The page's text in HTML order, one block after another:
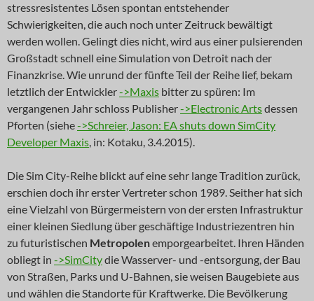
stressresistentes Lösen spontan entstehender
Schwierigkeiten, die auch noch unter Zeitruck bewältigt
werden wollen. Gelingt dies nicht, wird aus einer pulsierenden
Großstadt schnell eine Simulation von Detroit nach der
Finanzkrise. Wie unrund der fünfte Teil der Reihe lief, bekam
letztlich der Entwickler->Maxis bitter zu spüren: Im
vergangenen Jahr schloss Publisher->Electronic Artsdessen
Pforten (siehe->Schreier, Jason: EA shuts down SimCity
Developer Maxis, in: Kotaku, 3.4.2015).
Die Sim City-Reihe blickt auf eine sehr lange Tradition zurück,
erschien doch ihr erster Vertreter schon 1989. Seither hat sich
eine Vielzahl von Bürgermeistern von der ersten Infrastruktur
einer kleinen Siedlung über geschäftige Industriezentren hin
zu futuristischen Metropolenemporgearbeitet. Ihren Händen
obliegt in ->SimCitydie Wasserver- und -entsorgung, der Bau
von Straßen, Parks und U-Bahnen, sie weisen Baugebiete aus
und wählen die Standorte für Kraftwerke. Die Bevölkerung